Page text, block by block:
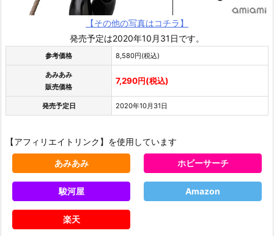
【その他の写真はコチラ】
発売予定は2020年10月31日です。
参考価格 8,580円(税込)
あみあみ
販売価格
7,290円(税込)
発売予定日 2020年10月31日
【アフィリエイトリンク】を使用しています
あみあみ ホビーサーチ
駿河屋 Amazon
楽天